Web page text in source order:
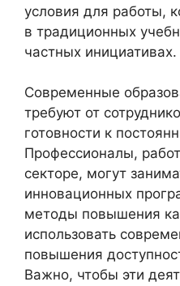
условия для работы,
в традиционных
частных инициативах.
Современные
требуют от
готовности к
Профессионалы,
секторе, могут
инновационных
методы повышения
использовать
повышения
Важно, чтобы эти